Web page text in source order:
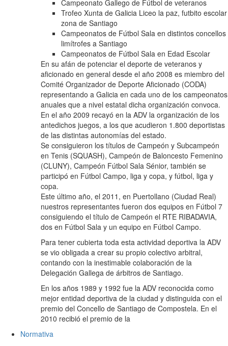
Campeonato Gallego de Fútbol de veteranos
Trofeo Xunta de Galicia Liceo la paz, futbito escolar
zona de Santiago
Campeonatos de Fútbol Sala en distintos concellos
limítrofes a Santiago
Campeonatos de Fútbol Sala en Edad Escolar
En su afán de potenciar el deporte de veteranos y
aficionado en general desde el año 2008 es miembro del
Comité Organizador de Deporte Aficionado (CODA)
representando a Galicia en cada uno de los campeonatos
anuales que a nivel estatal dicha organización convoca.
En el año 2009 recayó en la ADV la organización de los
antedichos juegos, a los que acudieron 1.800 deportistas
de las distintas autonomías del estado.
Se consiguieron los títulos de Campeón y Subcampeón
en Tenis (SQUASH), Campeón de Baloncesto Femenino
(CLUNY), Campeón Fútbol Sala Sénior, también se
participó en Fútbol Campo, liga y copa, y fútbol, liga y
copa.
Este último año, el 2011, en Puertollano (Ciudad Real)
nuestros representantes fueron dos equipos en Fútbol 7
consiguiendo el título de Campeón el RTE RIBADAVIA,
dos en Fútbol Sala y un equipo en Fútbol Campo.
Para tener cubierta toda esta actividad deportiva la ADV
se vio obligada a crear su propio colectivo arbitral,
contando con la inestimable colaboración de la
Delegación Gallega de árbitros de Santiago.
En los años 1989 y 1992 fue la ADV reconocida como
mejor entidad deportiva de la ciudad y distinguida con el
premio del Concello de Santiago de Compostela. En el
2010 recibió el premio de la
Normativa